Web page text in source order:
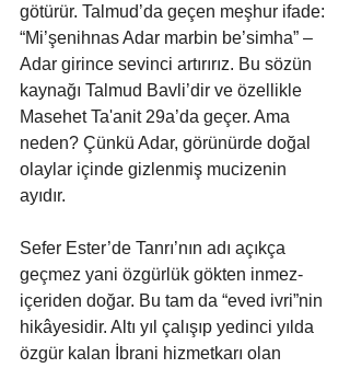
götürür. Talmud’da geçen meşhur ifade:
“Mi’şenihnas Adar marbin be’simha” –
Adar girince sevinci artırırız. Bu sözün
kaynağı Talmud Bavli’dir ve özellikle
Masehet Ta'anit 29a’da geçer. Ama
neden? Çünkü Adar, görünürde doğal
olaylar içinde gizlenmiş mucizenin
ayıdır.
Sefer Ester’de Tanrı’nın adı açıkça
geçmez yani özgürlük gökten inmez-
içeriden doğar. Bu tam da “eved ivri”nin
hikâyesidir. Altı yıl çalışıp yedinci yılda
özgür kalan İbrani hizmetkarı olan